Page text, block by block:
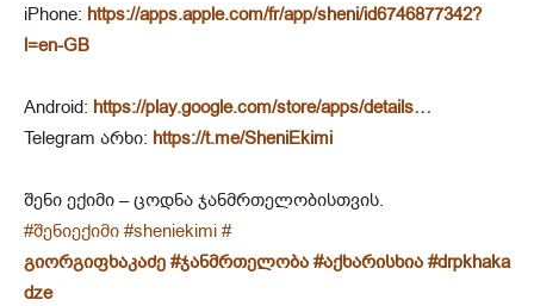
iPhone: https://apps.apple.com/fr/app/sheni/id6746877342?
l=en-GB
Android: https://play.google.com/store/apps/details…
Telegram არხი: https://t.me/SheniEkimi
შენი ექიმი – ცოდნა ჯანმრთელობისთვის.
#შენიექიმი #sheniekimi #
გიორგიფხაკაძე #ჯანმრთელობა #აქხარისხია #drpkhaka
dze